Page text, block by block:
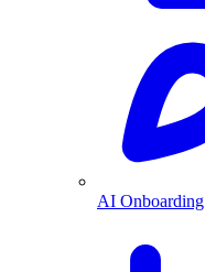
AI Onboarding